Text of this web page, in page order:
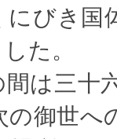
びき国
た。
間は三
御世へ